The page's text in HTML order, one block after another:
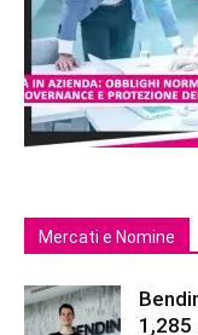
Mercati e Nomine
1,285